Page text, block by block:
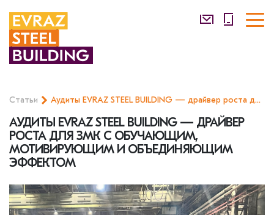
Статьи Аудиты EVRAZ STEEL BUILDING — драйвер роста для ЗМК с обучающим, мотивирующим и объединяющим эффектом
АУДИТЫ EVRAZ STEEL BUILDING — ДРАЙВЕР
РОСТА ДЛЯ ЗМК С ОБУЧАЮЩИМ,
МОТИВИРУЮЩИМ И ОБЪЕДИНЯЮЩИМ
ЭФФЕКТОМ